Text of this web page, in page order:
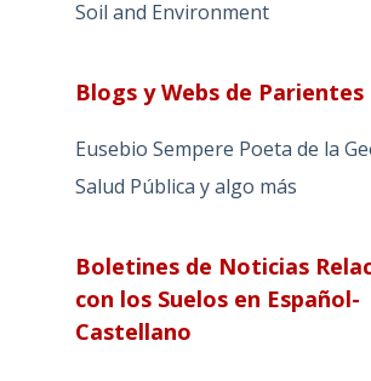
Soil and Environment
Blogs y Webs de Parientes
Eusebio Sempere Poeta de la
Salud Pública y algo más
Boletines de Noticias
con los Suelos en Español-
Castellano